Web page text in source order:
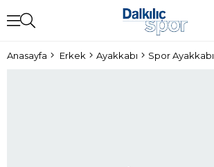
Anasayfa Erkek Ayakkabı Spor Ayakkabı